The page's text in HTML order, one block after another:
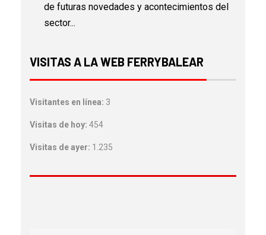
de futuras novedades y acontecimientos del
sector...
VISITAS A LA WEB FERRYBALEAR
Visitantes en línea: 3
Visitas de hoy: 454
Visitas de ayer: 1.235